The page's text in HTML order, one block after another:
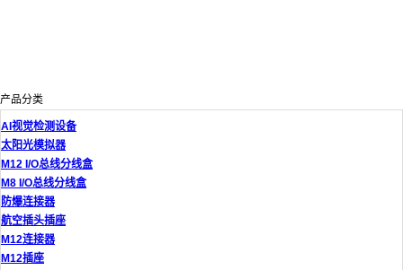
产品分类
AI视觉检测设备
太阳光模拟器
M12 I/O总线分线盒
M8 I/O总线分线盒
防爆连接器
航空插头插座
M12连接器
M12插座